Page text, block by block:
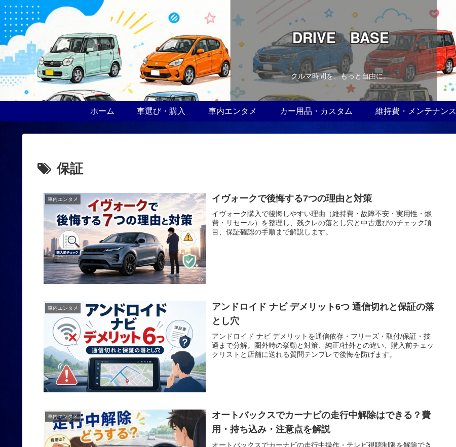
DRIVE BASE
クルマ時間を、もっと自由に。
ホーム 車選び・購入 車内エンタメ カー用品・カスタム 維持費・メンテナンス
保証
車内エンタメ イヴォークで後悔する7つの理由と対策
イヴォーク購入で後悔しやすい理由（維持費・故障不安・実用性・燃
費・リセール）を整理し、残クレの落とし穴と中古選びのチェック項
目、保証確認の手順まで解説します。
車内エンタメ
アンドロイド ナビ デメリット6つ 通信切れと保証の落
とし穴
アンドロイド ナビ デメリットを通信依存・フリーズ・取付/保証・技
適まで分解。圏外時の挙動と対策、純正/社外との違い、購入前チェッ
クリストと店舗に送れる質問テンプレで後悔を防げます。
車内エンタメ
オートバックスでカーナビの走行中解除はできる？費
用・持ち込み・注意点を解説
オートバックスでカーナビの走行中操作・テレビ視聴制限を解除でき